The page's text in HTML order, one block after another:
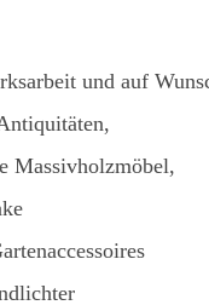
und auf
Massivholzmöbel,